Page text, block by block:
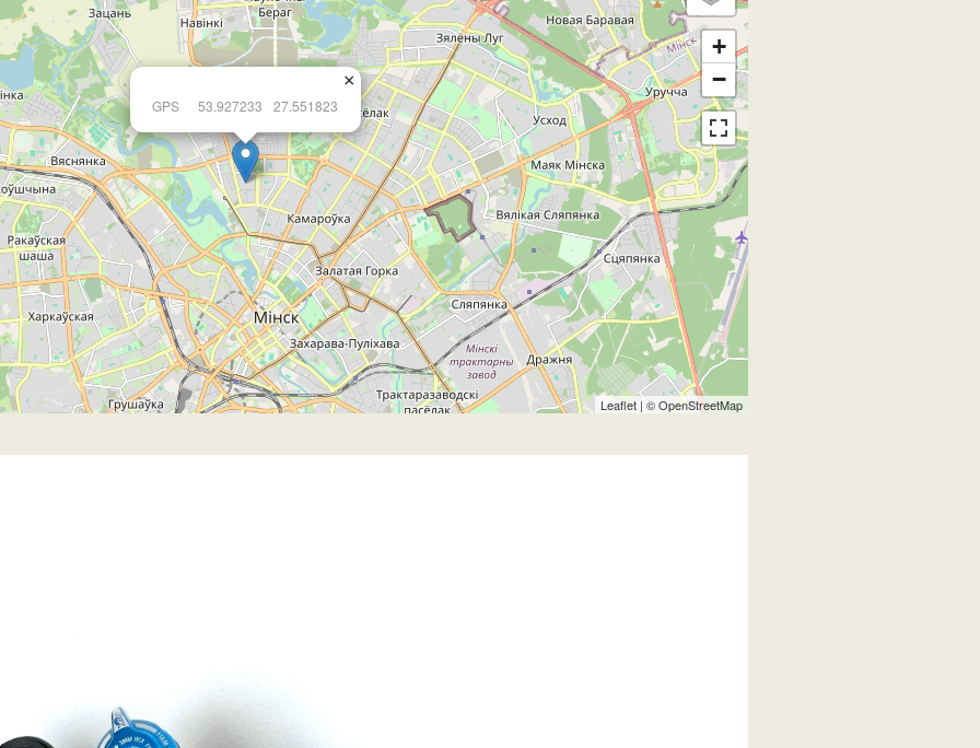
GPS 53.927233 27.551823
×
+
−
Leaflet | ©OpenStreetMap